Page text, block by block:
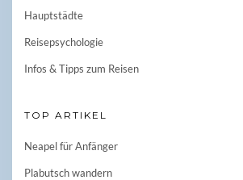
Hauptstädte
Reisepsychologie
Infos & Tipps zum Reisen
TOP ARTIKEL
Neapel für Anfänger
Plabutsch wandern